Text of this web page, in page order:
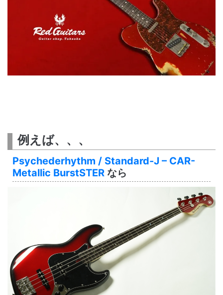
例えば、、、
Psychederhythm / Standard-J – CAR-
Metallic BurstSTER なら